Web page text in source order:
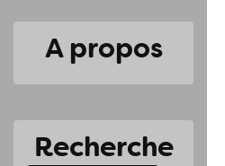
A propos
Recherche